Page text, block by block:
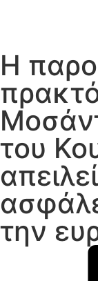
Η
του
την